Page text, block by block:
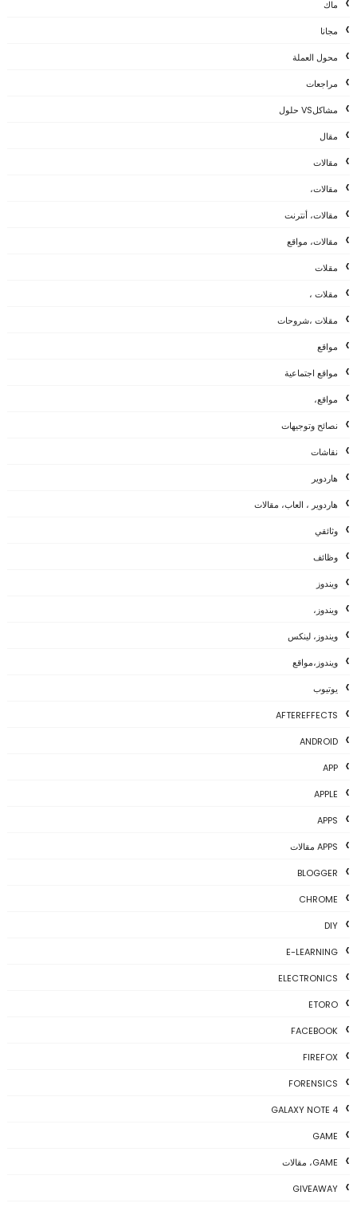
ماك
مجانا
محول العملة
مراجعات
مشاكلVS حلول
مقال
مقالات
مقالات،
مقالات، أنترنت
مقالات، مواقع
مقلات
مقلات ،
مقلات ،شروحات
مواقع
مواقع اجتماعية
مواقع،
نصائح وتوجيهات
نقاشات
هاردوير
هاردوير ، العاب، مقالات
وثائقي
وظائف
ويندوز
ويندوز،
ويندوز، لينكس
ويندوز،مواقع
يوتيوب
AFTEREFFECTS
ANDROID
APP
APPLE
APPS
APPS مقالات
BLOGGER
CHROME
DIY
E-LEARNING
ELECTRONICS
ETORO
FACEBOOK
FIREFOX
FORENSICS
GALAXY NOTE 4
GAME
GAME، مقالات
GIVEAWAY